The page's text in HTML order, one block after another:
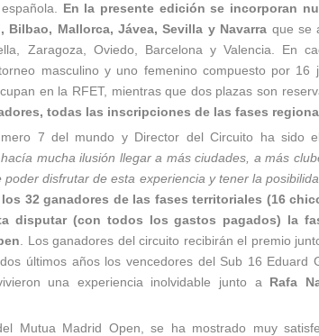
En la presente edición se incorporan
Bilbao, Mallorca, Jávea, Sevilla y Navarra que se
Zaragoza, Oviedo, Barcelona y Valencia. En
masculino y uno femenino compuesto por 16
en la RFET, mientras que dos plazas son
todas las inscripciones de las fases
7 del mundo y Director del Circuito ha sido
hacía mucha ilusión llegar a más ciudades, a más
disfrutar de esta experiencia y tener la
los 32 ganadores de las fases territoriales (16
disputar (con todos los gastos pagados) la
. Los ganadores del circuito recibirán el premio
últimos años los vencedores del Sub 16 Eduard
una experiencia inolvidable junto a Rafa
Mutua Madrid Open, se ha mostrado muy